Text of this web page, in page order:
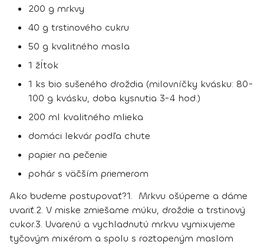
200 g mrkvy
40 g trstinového cukru
50 g kvalitného masla
1 žĺtok
1 ks bio sušeného droždia (milovníčky kvásku: 80-
100 g kvásku, doba kysnutia 3-4 hod.)
200 ml kvalitného mlieka
domáci lekvár podľa chute
papier na pečenie
pohár s väčším priemerom
Ako budeme postupovať?1. Mrkvu ošúpeme a dáme
uvariť.2. V miske zmiešame múku, droždie a trstinový
cukor.3. Uvarenú a vychladnutú mrkvu vymixujeme
tyčovým mixérom a spolu s roztopeným maslom